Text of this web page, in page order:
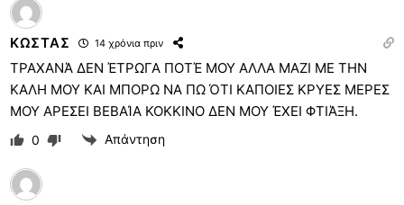
ΚΩΣΤΑΣ 14 χρόνια πριν
ΤΡΑΧΑΝΆ ΔΕΝ ΈΤΡΩΓΑ ΠΟΤΈ ΜΟΥ ΑΛΛΑ ΜΑΖΙ ΜΕ ΤΗΝ
ΚΑΛΗ ΜΟΥ ΚΑΙ ΜΠΟΡΩ ΝΑ ΠΩ ΌΤΙ ΚΑΠΟΙΕΣ ΚΡΥΕΣ ΜΕΡΕΣ
ΜΟΥ ΑΡΕΣΕΙ ΒΕΒΑΊΑ ΚΟΚΚΙΝΟ ΔΕΝ ΜΟΥ ΈΧΕΙ ΦΤΙΆΞΗ.
0 Απάντηση